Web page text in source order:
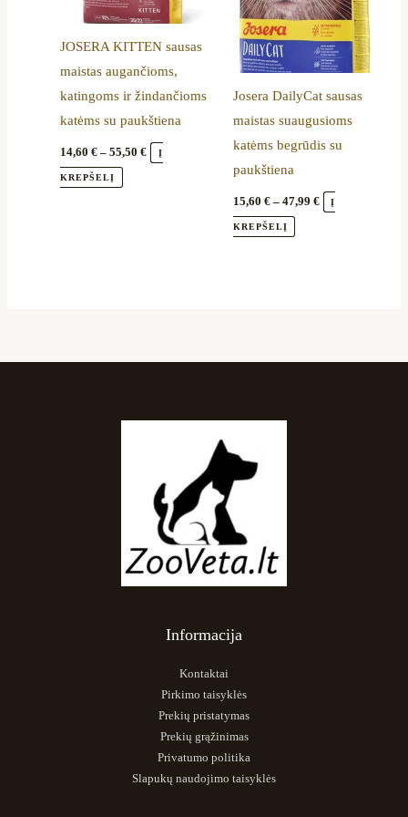
JOSERA KITTEN sausas
maistas augančioms,
katingoms ir žindančioms
katėms su paukštiena
14,60€ – 55,50€ Į
KREPŠELĮ
options
may
be
chosen
on
the
Josera DailyCat sausas
maistas suaugusioms
katėms begrūdis su
paukštiena
15,60 € – 47,99 € Į
KREPŠELĮ
options
may
be
chosen
on
the
page
Informacija
Kontaktai
Pirkimo taisyklės
Prekių pristatymas
Prekių grąžinimas
Privatumo politika
Slapukų naudojimo taisyklės